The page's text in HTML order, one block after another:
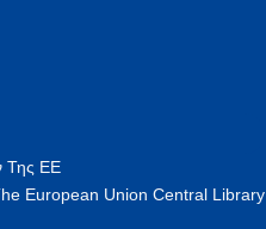
Της ΕΕ
European Union Central Library